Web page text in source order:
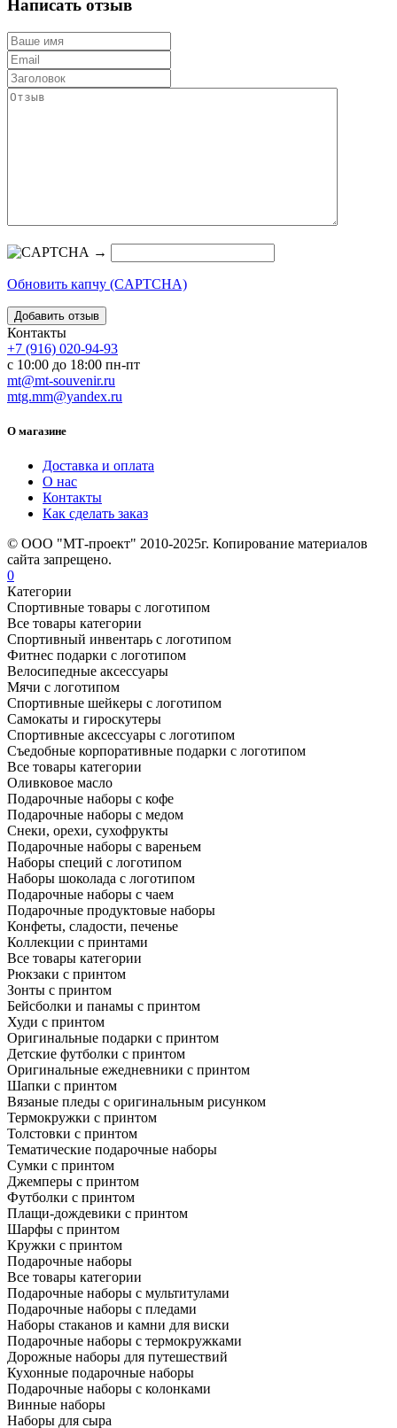
Написать отзыв
→
Обновить капчу (CAPTCHA)
Контакты
+7 (916) 020-94-93
с 10:00 до 18:00 пн-пт
mt@mt-souvenir.ru
mtg.mm@yandex.ru
О магазине
Доставка и оплата
О нас
Контакты
Как сделать заказ
© ООО "МТ-проект" 2010-2025г. Копирование материалов
сайта запрещено.
0
Категории
Спортивные товары с логотипом
Все товары категории
Спортивный инвентарь с логотипом
Фитнес подарки с логотипом
Велосипедные аксессуары
Мячи с логотипом
Спортивные шейкеры с логотипом
Самокаты и гироскутеры
Спортивные аксессуары с логотипом
Съедобные корпоративные подарки с логотипом
Все товары категории
Оливковое масло
Подарочные наборы с кофе
Подарочные наборы с медом
Снеки, орехи, сухофрукты
Подарочные наборы с вареньем
Наборы специй с логотипом
Наборы шоколада с логотипом
Подарочные наборы с чаем
Подарочные продуктовые наборы
Конфеты, сладости, печенье
Коллекции с принтами
Все товары категории
Рюкзаки с принтом
Зонты с принтом
Бейсболки и панамы с принтом
Худи с принтом
Оригинальные подарки с принтом
Детские футболки с принтом
Оригинальные ежедневники с принтом
Шапки с принтом
Вязаные пледы с оригинальным рисунком
Термокружки с принтом
Толстовки с принтом
Тематические подарочные наборы
Сумки с принтом
Джемперы с принтом
Футболки с принтом
Плащи-дождевики с принтом
Шарфы с принтом
Кружки с принтом
Подарочные наборы
Все товары категории
Подарочные наборы с мультитулами
Подарочные наборы с пледами
Наборы стаканов и камни для виски
Подарочные наборы с термокружками
Дорожные наборы для путешествий
Кухонные подарочные наборы
Подарочные наборы с колонками
Винные наборы
Наборы для сыра